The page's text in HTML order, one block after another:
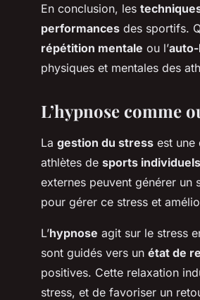
En conclusion, les
performances des sportifs.
répétition mentale ou l’
physiques et mentales des
L’hypnose comme
La gestion du stress est une
athlètes de sports individuels
externes peuvent générer un
pour gérer ce stress et
L’hypnose agit sur le stress
sont guidés vers un état de
positives. Cette relaxation
stress, et de favoriser un